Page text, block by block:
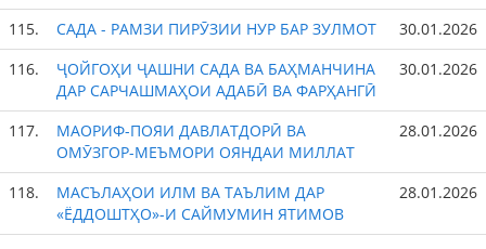
115. САДА - РАМЗИ ПИРӮЗИИ НУР БАР ЗУЛМОТ
30.01.2026
116.
ҶОЙГОҲИ ҶАШНИ САДА ВА БАҲМАНЧИНА
ДАР САРЧАШМАҲОИ АДАБӢ ВА ФАРҲАНГӢ
30.01.2026
117.
МАОРИФ-ПОЯИ ДАВЛАТДОРӢ ВА
ОМӮЗГОР-МЕЪМОРИ ОЯНДАИ МИЛЛАТ
28.01.2026
118.
МАСЪЛАҲОИ ИЛМ ВА ТАЪЛИМ ДАР
«ЁДДОШТҲО»-И САЙМУМИН ЯТИМОВ
28.01.2026